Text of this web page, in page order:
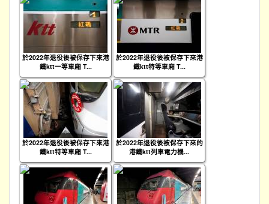
於2022年退役後被保存下來港
鐵ktt一等車廂 T...
於2022年退役後被保存下來港
鐵ktt特等車廂 T...
於2022年退役後被保存下來港
鐵ktt特等車廂 T...
於2022年退役後被保存下來的
港鐵ktt列車電力機...